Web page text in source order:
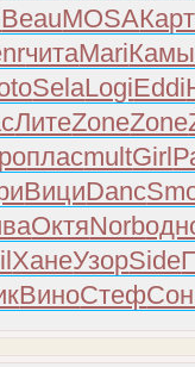
BeauMOSAКарт
читаMariКамы
SelaLogiEddi
ЛитеZoneZone
пласmultGirl
ВициDanc
ОктяNorb
ХанеУзорSide
ВиноСтеф